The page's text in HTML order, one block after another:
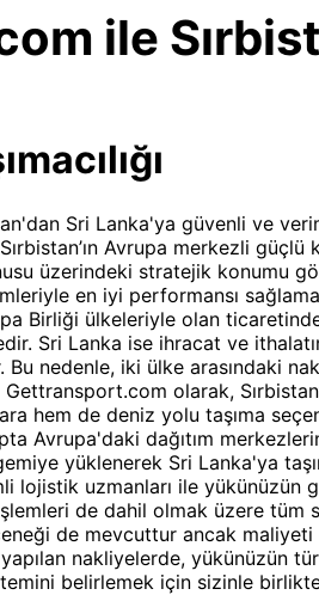
ile
Sri Lanka'ya güvenli ve
Avrupa merkezli güçlü
üzerindeki stratejik konumu
en iyi performansı
Birliği ülkeleriyle olan
Sri Lanka ise ihracat ve
Bu nedenle, iki ülke arasındaki
Gettransport.com olarak,
hem de deniz yolu taşıma
Avrupa'daki dağıtım
yüklenerek Sri Lanka'ya
lojistik uzmanları ile yükünüzün
de dahil olmak üzere tüm
de mevcuttur ancak maliyeti
nakliyelerde, yükünüzün
belirlemek için sizinle birlikte